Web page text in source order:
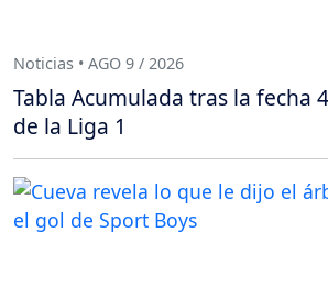
Noticias • AGO 9 / 2026
Tabla Acumulada tras la fecha
de la Liga 1